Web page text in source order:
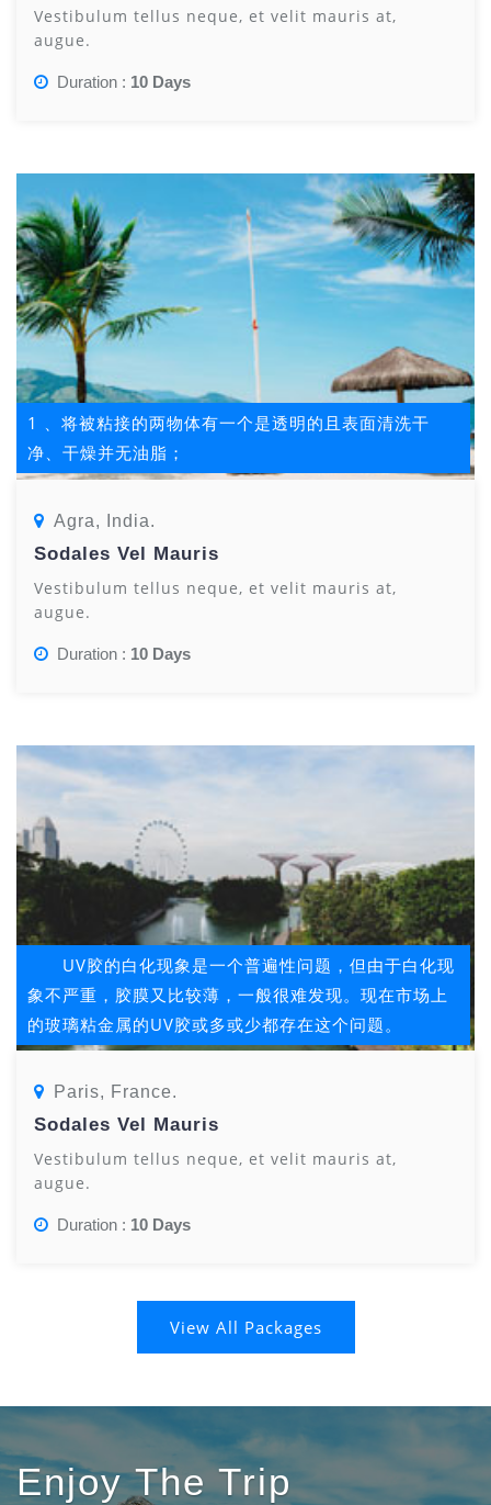
Vestibulum tellus neque, et velit mauris at,
augue.
Duration : 10 Days
1 、将被粘接的两物体有一个是透明的且表面清洗干
净、干燥并无油脂；
Agra, India.
Sodales Vel Mauris
Vestibulum tellus neque, et velit mauris at,
augue.
Duration : 10 Days
UV胶的白化现象是一个普遍性问题，但由于白化现
象不严重，胶膜又比较薄，一般很难发现。现在市场上
的玻璃粘金属的UV胶或多或少都存在这个问题。
Paris, France.
Sodales Vel Mauris
Vestibulum tellus neque, et velit mauris at,
augue.
Duration : 10 Days
View All Packages
Enjoy The Trip